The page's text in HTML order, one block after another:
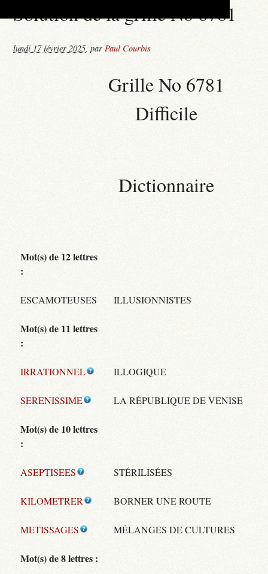
Solution de la grille No 6781
lundi 17 février 2025,parPaul Courbis
Grille No 6781
Difficile
Dictionnaire
Mot(s) de 12 lettres
:
ESCAMOTEUSES ILLUSIONNISTES
Mot(s) de 11 lettres
:
IRRATIONNEL ILLOGIQUE
SERENISSIME LA RÉPUBLIQUE DE VENISE
Mot(s) de 10 lettres
:
ASEPTISEES STÉRILISÉES
KILOMETRER BORNER UNE ROUTE
METISSAGES MÉLANGES DE CULTURES
Mot(s) de 8 lettres :